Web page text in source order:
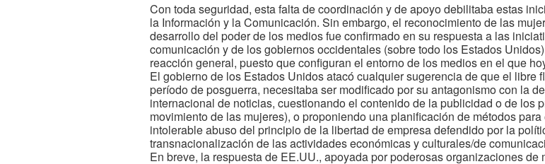
Con toda seguridad, esta falta de coordinación y de apoyo debilitaba estas
la Información y la Comunicación. Sin embargo, el reconocimiento de las
desarrollo del poder de los medios fue confirmado en su respuesta a las
comunicación y de los gobiernos occidentales (sobre todo los Estados
reacción general, puesto que configuran el entorno de los medios en el que
El gobierno de los Estados Unidos atacó cualquier sugerencia de que el libre
período de posguerra, necesitaba ser modificado por su antagonismo con la
internacional de noticias, cuestionando el contenido de la publicidad o de los
movimiento de las mujeres), o proponiendo una planificación de métodos
intolerable abuso del principio de la libertad de empresa defendido por la
transnacionalización de las actividades económicas y culturales/de
En breve, la respuesta de EE.UU., apoyada por poderosas organizaciones